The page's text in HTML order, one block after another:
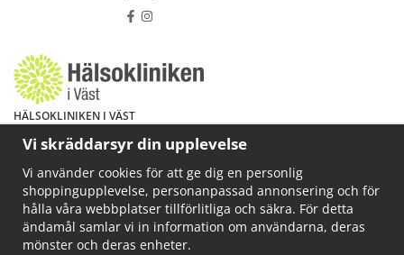
HÄLSOKLINIKEN I VÄST
Har du hälsoproblem? Fråga mig!
Välkommen att maila mig på
info@ahkliniken.se eller ring 070-622 85 65
Läs gärna mer på www.ahkliniken.se
Vi skräddarsyr din upplevelse
Vi använder cookies för att ge dig en personlig
shoppingupplevelse, personanpassad annonsering och för
hålla våra webbplatser tillförlitliga och säkra. För detta
ändamål samlar vi in information om användarna, deras
mönster och deras enheter.